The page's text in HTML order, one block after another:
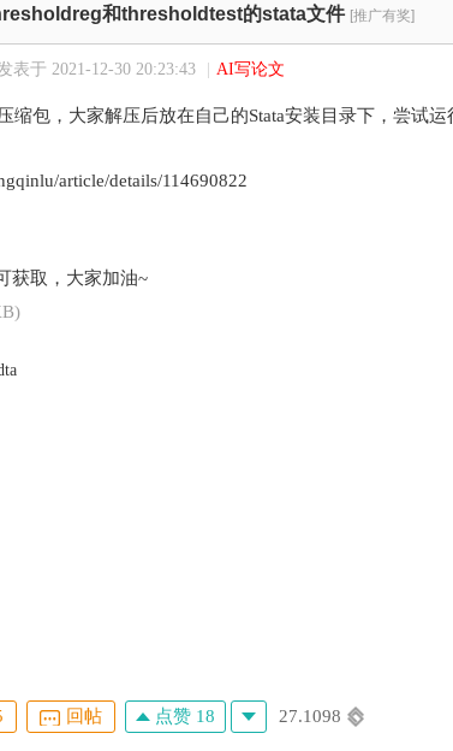
和thresholdtest的stata文件 [推广有奖]
表于 2021-12-30 20:23:43 AI写论文
缩包，大家解压后放在自己的Stata安装目录下，尝试
article/details/114690822
获取，大家加油~
回帖 点赞 18 27.1098